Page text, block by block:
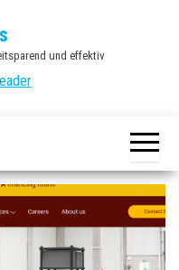
und effektiv